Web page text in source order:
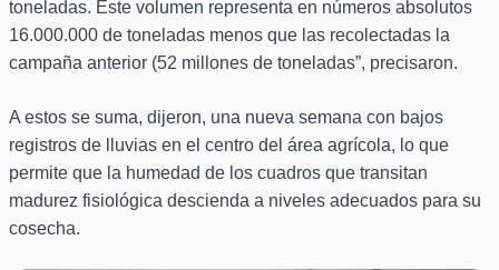
toneladas. Este volumen representa en números absolutos
16.000.000 de toneladas menos que las recolectadas la
campaña anterior (52 millones de toneladas”, precisaron.
A estos se suma, dijeron, una nueva semana con bajos
registros de lluvias en el centro del área agrícola, lo que
permite que la humedad de los cuadros que transitan
madurez fisiológica descienda a niveles adecuados para su
cosecha.